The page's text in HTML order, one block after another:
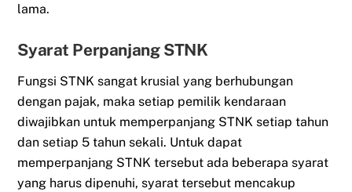
lama.
Syarat Perpanjang STNK
Fungsi STNK sangat krusial yang berhubungan
dengan pajak, maka setiap pemilik kendaraan
diwajibkan untuk memperpanjang STNK setiap tahun
dan setiap 5 tahun sekali. Untuk dapat
memperpanjang STNK tersebut ada beberapa syarat
yang harus dipenuhi, syarat tersebut mencakup